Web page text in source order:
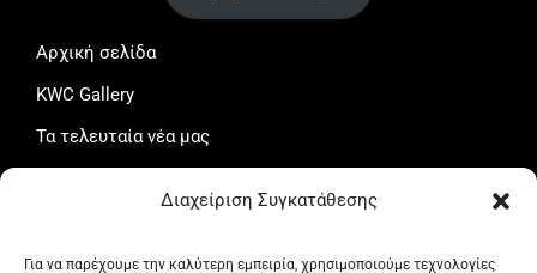
Διαχείριση Συγκατάθεσης
Για να παρέχουμε την καλύτερη εμπειρία, χρησιμοποιούμε τεχνολογίες
Αρχική σελίδα
KWC Gallery
Τα τελευταία νέα μας
Ο λογαριασμός μου